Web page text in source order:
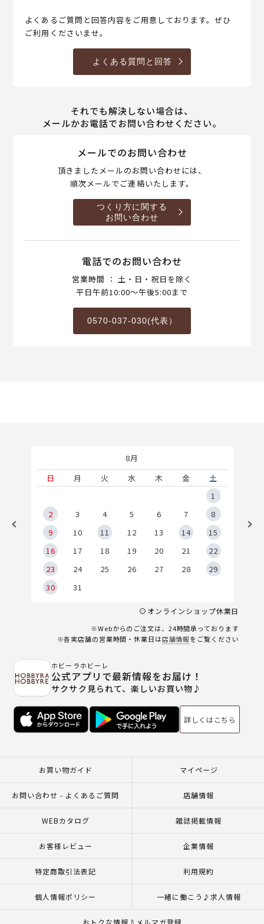
よくあるご質問と回答内容をご用意しております。ぜひ
ご利用くださいませ。
よくある質問と回答
それでも解決しない場合は、
メールかお電話でお問い合わせください。
メールでのお問い合わせ
頂きましたメールのお問い合わせには、
順次メールでご連絡いたします。
つくり方に関する
お問い合わせ
電話でのお問い合わせ
営業時間 ： 土・日・祝日を除く
平日午前10:00～午後5:00まで
0570-037-030(代表）
8月
日
月 火 水 木 金
土
1
2
3 4 5 6 7
8
9
10 11 12 13 14
15
16
17 18 19 20 21
22
23
24 25 26 27 28
29
30
31
オンラインショップ休業日
※Webからのご注文は、24時間承っております
※各実店舗の営業時間・休業日は店舗情報をご覧ください
ホビーラホビーレ
公式アプリで最新情報をお届け！
サクサク見られて、楽しいお買い物♪
詳しくはこちら
お買い物ガイド マイページ
お問い合わせ - よくあるご質問 店舗情報
WEBカタログ 雑誌掲載情報
お客様レビュー 企業情報
特定商取引法表記 利用規約
個人情報ポリシー 一緒に働こう♪求人情報